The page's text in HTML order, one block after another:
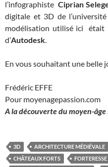
l’infographiste Ciprian
digitale et 3D de
modélisation utilisé ici était
d’Autodesk
En vous souhaitant une belle
Frédéric EFFE
Pour moyenagepassion.com
A la découverte du moyen-âge
3D ARCHITECTURE MÉDIÉVALE
CHÂTEAUX FORTS